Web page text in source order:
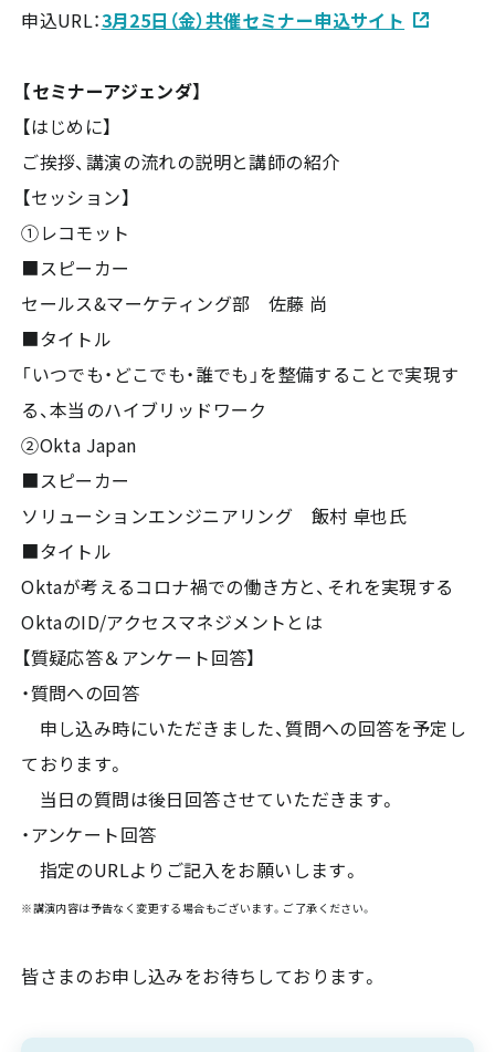
申込URL：3月25日（金）共催セミナー申込サイト
【セミナーアジェンダ】
【はじめに】
ご挨拶、講演の流れの説明と講師の紹介
【セッション】
①レコモット
■スピーカー
セールス&マーケティング部 佐藤 尚
■タイトル
「いつでも・どこでも・誰でも」を整備することで実現す
る、本当のハイブリッドワーク
②Okta Japan
■スピーカー
ソリューションエンジニアリング 飯村 卓也氏
■タイトル
Oktaが考えるコロナ禍での働き方と、それを実現する
OktaのID/アクセスマネジメントとは
【質疑応答＆アンケート回答】
・質問への回答
申し込み時にいただきました、質問への回答を予定し
ております。
当日の質問は後日回答させていただきます。
・アンケート回答
指定のURLよりご記入をお願いします。
※講演内容は予告なく変更する場合もございます。ご了承ください。
皆さまのお申し込みをお待ちしております。